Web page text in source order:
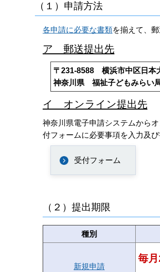
（１）申請方法
各申請に必要な書類を揃えて、
ア 郵送提出先
〒231-8588 横浜市中区日本
神奈川県 福祉子どもみら
イ オンライン提出先
神奈川県電子申請システムから
付フォームに必要事項を入力及
受付フォーム
（２）提出期限
種別
新規申請
毎